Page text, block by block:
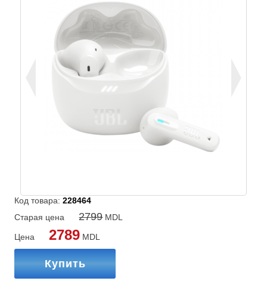
Код товара:228464
Старая цена
2799MDL
Цена 2789 MDL
Купить